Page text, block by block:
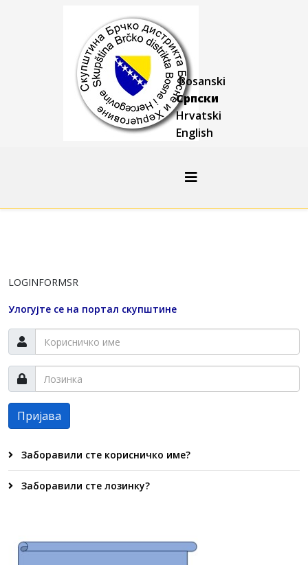
Bosanski
Српски
Hrvatski
English
LOGINFORMSR
Улогујте се на портал скупштине
Пријава
Заборавили сте корисничко име?
Заборавили сте лозинку?